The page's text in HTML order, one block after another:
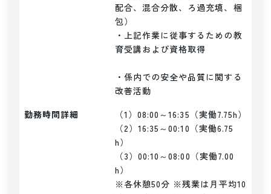
配合、混合分散、ろ過充填、梱
包）
・上記作業に従事するための教
育受講および資格取得
・係内での安全や品質に関する
改善活動
勤務時間詳細
（1）08:00～16:35（実働7.75h）
（2）16:35～00:10（実働6.75
h）
（3）00:10～08:00（実働7.00
h）
※各休憩50分 ※残業は月平均10